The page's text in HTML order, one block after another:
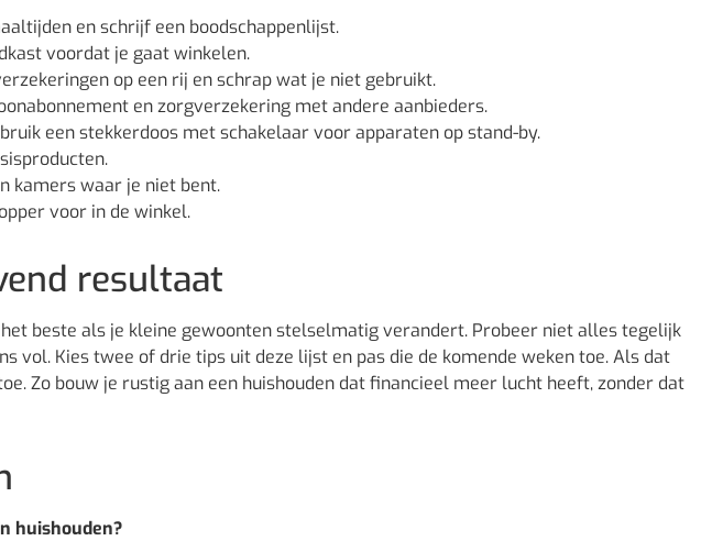
en schrijf een boodschappenlijst.
voordat je gaat winkelen.
op een rij en schrap wat je niet gebruikt.
en zorgverzekering met andere aanbieders.
een stekkerdoos met schakelaar voor apparaten op stand-by.
kamers waar je niet bent.
voor in de winkel.
resultaat
beste als je kleine gewoonten stelselmatig verandert. Probeer niet alles tegelijk
vol. Kies twee of drie tips uit deze lijst en pas die de komende weken toe. Als dat
Zo bouw je rustig aan een huishouden dat financieel meer lucht heeft, zonder dat
huishouden?